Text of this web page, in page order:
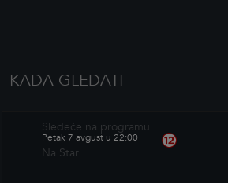
KADA GLEDATI
Sledeće na programu
Petak 7 avgust u 22:00
Na Star